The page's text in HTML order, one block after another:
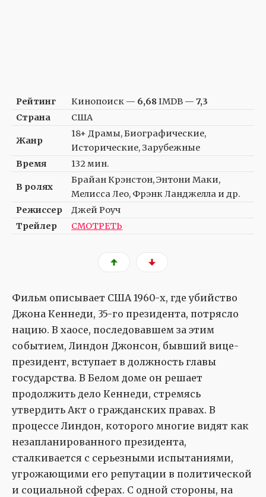
Рейтинг Кинопоиск — 6,68IMDB —7,3
Страна
США
Жанр
18+ Драмы, Биографические,
Исторические, Зарубежные
Время
132 мин.
В ролях
Брайан Крэнстон, Энтони Маки,
Мелисса Лео, Фрэнк Ланджелла и др.
Режиссер
Джей Роуч
Трейлер
СМОТРЕТЬ
Фильм описывает США 1960-х, где убийство
Джона Кеннеди, 35-го президента, потрясло
нацию. В хаосе, последовавшем за этим
событием, Линдон Джонсон, бывший вице-
президент, вступает в должность главы
государства. В Белом доме он решает
продолжить дело Кеннеди, стремясь
утвердить Акт о гражданских правах. В
процессе Линдон, которого многие видят как
незапланированного президента,
сталкивается с серьезными испытаниями,
угрожающими его репутации в политической
и социальной сферах. С одной стороны, на